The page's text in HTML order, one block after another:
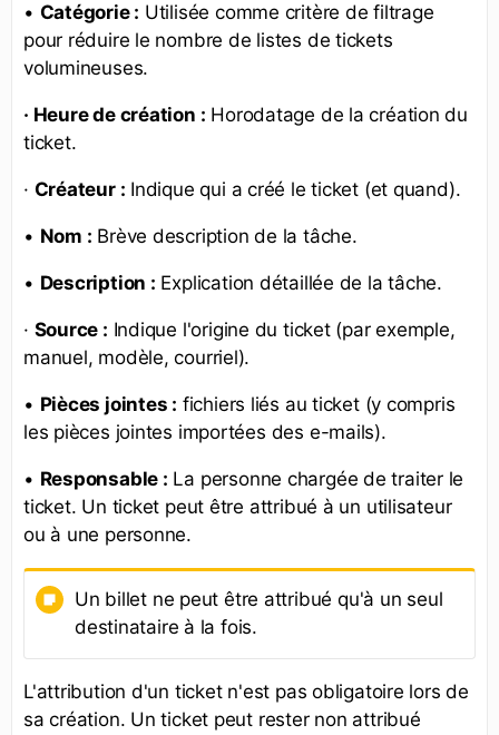
• Catégorie : Utilisée comme critère de filtrage
pour réduire le nombre de listes de tickets
volumineuses.
· Heure de création : Horodatage de la création du
ticket.
· Créateur : Indique qui a créé le ticket (et quand).
• Nom : Brève description de la tâche.
• Description : Explication détaillée de la tâche.
· Source : Indique l'origine du ticket (par exemple,
manuel, modèle, courriel).
• Pièces jointes : fichiers liés au ticket (y compris
les pièces jointes importées des e-mails).
• Responsable : La personne chargée de traiter le
ticket. Un ticket peut être attribué à un utilisateur
ou à une personne.
Un billet ne peut être attribué qu'à un seul
destinataire à la fois.
L'attribution d'un ticket n'est pas obligatoire lors de
sa création. Un ticket peut rester non attribué